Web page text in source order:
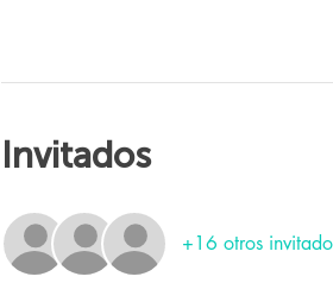
Invitados
+16 otros